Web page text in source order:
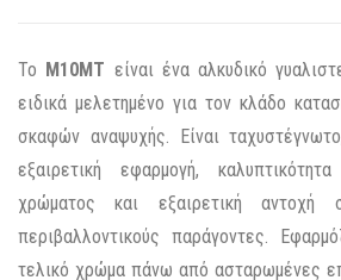
Το M10MT είναι ένα αλκυδικό
ειδικά μελετημένο για τον κλάδο
σκαφών αναψυχής. Είναι
εξαιρετική εφαρμογή,
χρώματος και εξαιρετική
περιβαλλοντικούς παράγοντες.
τελικό χρώμα πάνω από ασταρωμένες